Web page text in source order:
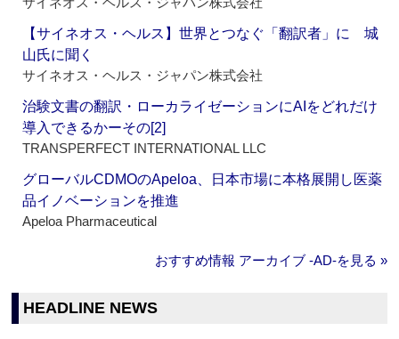
【サイネオス・ヘルス】世界とつなぐ「翻訳者」に 城
山氏に聞く
サイネオス・ヘルス・ジャパン株式会社
治験文書の翻訳・ローカライゼーションにAIをどれだけ
導入できるかーその[2]
TRANSPERFECT INTERNATIONAL LLC
グローバルCDMOのApeloa、日本市場に本格展開し医薬
品イノベーションを推進
Apeloa Pharmaceutical
おすすめ情報 アーカイブ ‐AD‐を見る »
HEADLINE NEWS